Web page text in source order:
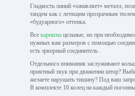
Гладкость линий «оживляет» металл,
тандем как с летящим прозрачным
«будуарного» оттенка.
Все карнизы цельные, но при
нужных вам размеров с помощью
есть эркерный соединитель .
Отдельного внимания заслуживают
приятный звук при движении штор?
желаете нарушать тишину? Под ваш
В комплекте 10 колец на каждый